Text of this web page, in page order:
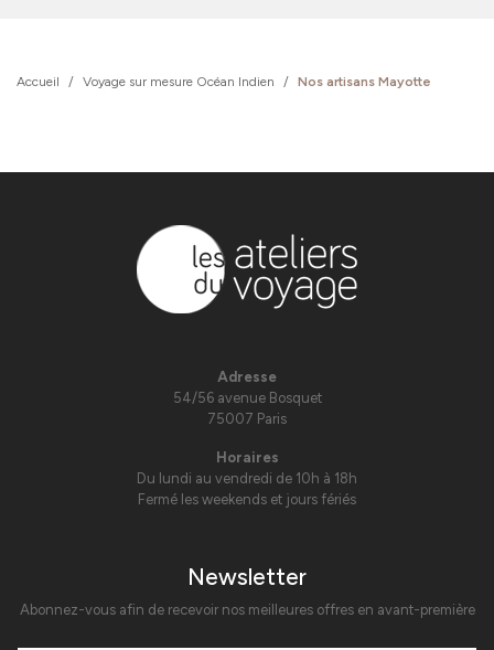
Accueil / Voyage sur mesure Océan Indien / Nos artisans Mayotte
Adresse
54/56 avenue Bosquet
75007 Paris
Horaires
Du lundi au vendredi de 10h à 18h
Fermé les weekends et jours fériés
Newsletter
Abonnez-vous afin de recevoir nos meilleures offres en avant-première